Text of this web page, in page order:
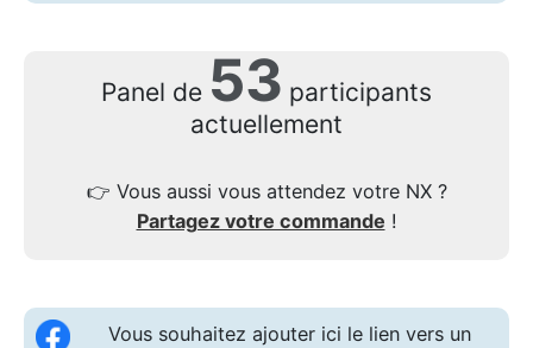
Panel de 53 participants
actuellement
👉 Vous aussi vous attendez votre NX ?
Partagez votre commande !
Vous souhaitez ajouter ici le lien vers un